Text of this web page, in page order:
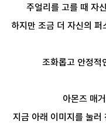
주얼리를 고를 때 자
하지만 조금 더 자신의
조화롭고 안정적
아몬즈 매
지금 아래 이미지를 눌